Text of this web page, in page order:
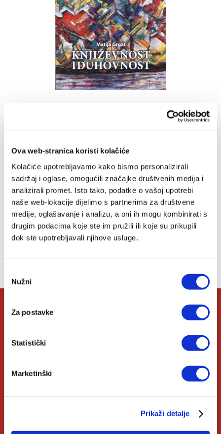
Ova web-stranica koristi kolačiće
Kolačiće upotrebljavamo kako bismo personalizirali
sadržaj i oglase, omogućili značajke društvenih medija i
analizirali promet. Isto tako, podatke o vašoj upotrebi
naše web-lokacije dijelimo s partnerima za društvene
medije, oglašavanje i analizu, a oni ih mogu kombinirati s
drugim podacima koje ste im pružili ili koje su prikupili
dok ste upotrebljavali njihove usluge.
pristanka
Nužni
Za postavke
Statistički
Marketinški
Prikaži detalje
Matija Grgat
33,18 EUR
Dodaj
u
listu
želja
Lista želja